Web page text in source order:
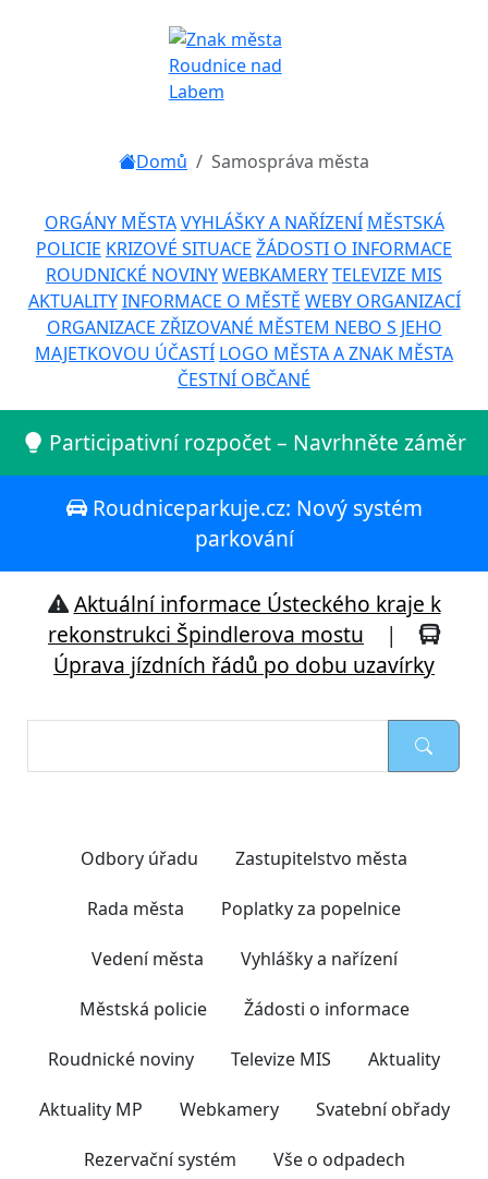
Domů Samospráva města
ORGÁNY MĚSTA VYHLÁŠKY A NAŘÍZENÍ MĚSTSKÁ
POLICIE KRIZOVÉ SITUACE ŽÁDOSTI O INFORMACE
ROUDNICKÉ NOVINYWEBKAMERYTELEVIZE MIS
AKTUALITY INFORMACE O MĚSTĚ WEBY ORGANIZACÍ
ORGANIZACE ZŘIZOVANÉ MĚSTEM NEBO S JEHO
MAJETKOVOU ÚČASTÍ LOGO MĚSTA A ZNAK MĚSTA
ČESTNÍ OBČANÉ
Participativní rozpočet – Navrhněte záměr
Roudniceparkuje.cz: Nový systém
parkování
Aktuální informace Ústeckého kraje k
rekonstrukci Špindlerova mostu |
Úprava jízdních řádů po dobu uzavírky
Odbory úřadu Zastupitelstvo města
Rada města Poplatky za popelnice
Vedení města Vyhlášky a nařízení
Městská policie Žádosti o informace
Roudnické noviny Televize MIS Aktuality
Aktuality MP Webkamery Svatební obřady
Rezervační systém Vše o odpadech